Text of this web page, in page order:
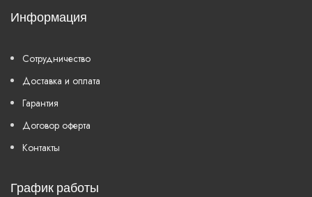
Информация
Сотрудничество
Доставка и оплата
Гарантия
Договор оферта
Контакты
График работы